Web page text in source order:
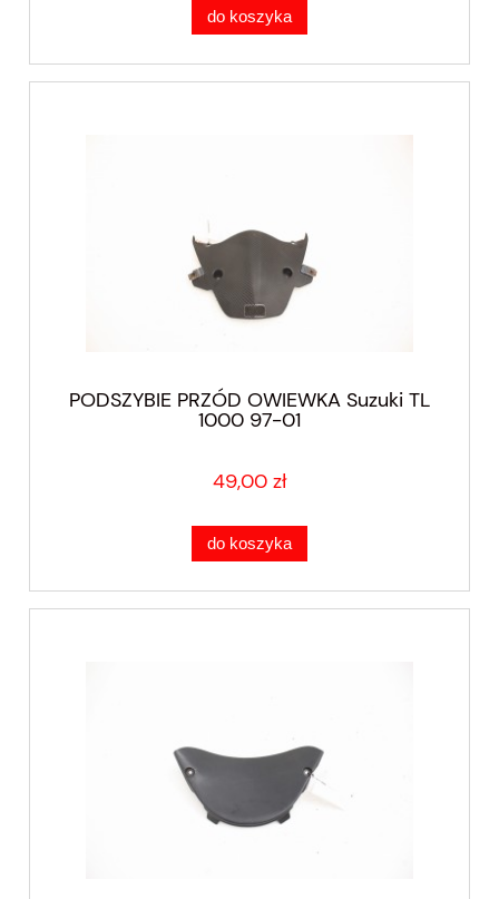
do koszyka
PODSZYBIE PRZÓD OWIEWKA Suzuki TL
1000 97-01
49,00 zł
do koszyka